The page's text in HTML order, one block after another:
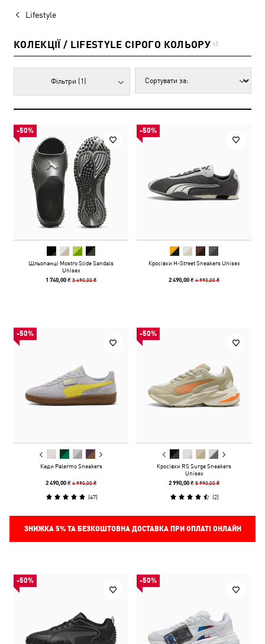
Lifestyle
КОЛЕКЦІЇ / LIFESTYLE СІРОГО КОЛЬОРУ 65
Фільтри (1)
-50%
Шльопанці Mostro Slide Sandals
Unisex
1 740,00 ₴3 490,00 ₴
-50%
Кросівки H-Street Sneakers Unisex
2 490,00 ₴4 990,00 ₴
-50%
Кеди Palermo Sneakers
2 490,00 ₴4 990,00 ₴
(47)
-50%
Кросівки RS Surge Sneakers
Unisex
2 990,00 ₴5 990,00 ₴
(2)
ЗНИЖКА 5%ТА БЕЗКОШТОВНА ДОСТАВКА ПРИ ОПЛАТІ ОНЛАЙН
-50% -50%